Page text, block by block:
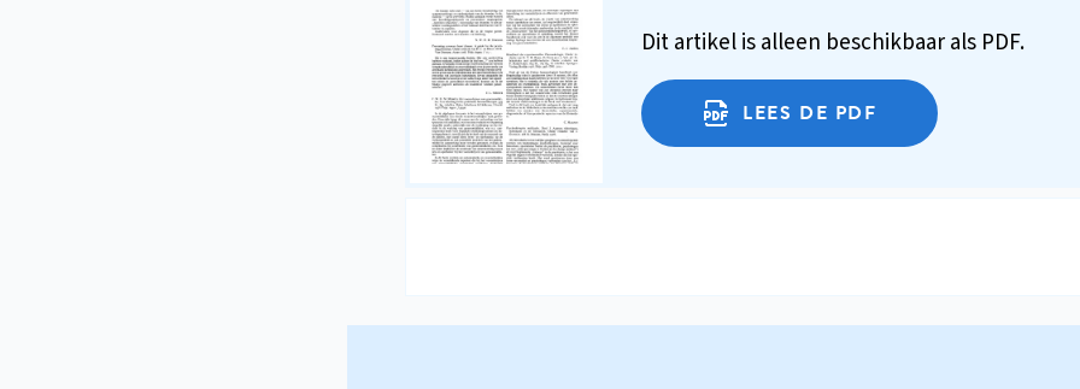
Dit artikel is alleen beschikbaar als PDF.
LEES DE PDF